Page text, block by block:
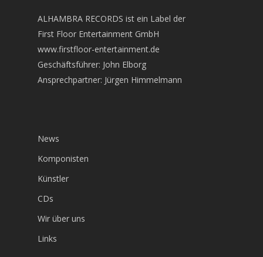
ALHAMBRA RECORDS ist ein Label der
First Floor Entertainment GmbH
www.firstfloor-entertainment.de
Geschäftsführer: John Elborg
Ansprechpartner: Jürgen Himmelmann
News
Komponisten
Künstler
CDs
Wir über uns
Links